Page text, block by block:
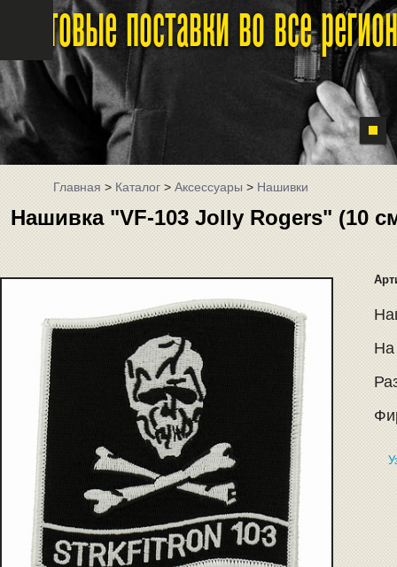
Оптовые поставки во все
Главная>Каталог>Аксессуары>Нашивки
Нашивка "VF-103 Jolly Rogers" (10
На